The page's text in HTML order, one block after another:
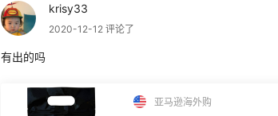
krisy33
2020-12-12 评论了
有出的吗
亚马逊海外购